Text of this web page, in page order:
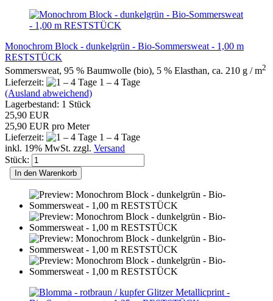
Monochrom Block - dunkelgrün - Bio-Sommersweat - 1,00 m
RESTSTÜCK
Sommersweat, 95 % Baumwolle (bio), 5 % Elasthan, ca. 210 g / m2
Lieferzeit:
1 – 4 Tage
(Ausland abweichend)
Lagerbestand: 1 Stück
25,90 EUR
25,90 EUR pro Meter
Lieferzeit:
1 – 4 Tage
inkl. 19% MwSt. zzgl. Versand
Stück:
In den Warenkorb